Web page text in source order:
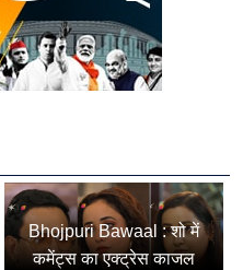
Bhojpuri Bawaal : शो में
कमेंट्स का एक्ट्रेस काजल